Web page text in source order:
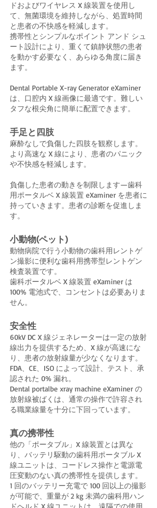
ドおよびワイヤレス X 線装置を使用し
て、無菌環境を維持しながら、処置時間
と患者の不快感を軽減します。
携帯性とシンプルなポイント アンド シュ
ート設計により、重くて鎮静状態の患者
を動かす必要なく、あらゆる角度に届き
ます。
Dental Portable X-ray Generator eXaminer
は、口腔内 X 線画像に最適です。難しい
タフな根尖角に簡単に配置できます。
手足と四肢
麻酔なしで負傷した四肢を観察します。
より高速な X 線により、患者のパニック
や不快感を軽減します。
負傷した患者の動きを制限します—歯科
用ポータルベ X 線装置 eXaminer を患者に
持っていきます。患者の診断を促進しま
す。
小動物(ペット)
動物病院で行う小動物の歯科用レントゲ
ン撮影に便利な歯科用携帯型レントゲン
検査装置です。
歯科ポータルベ X 線装置 eXaminer は
100% 電池式で、コンセントは必要ありま
せん。
安全性
60kV DC X 線ジェネレーターは一定の放射
線出力を提供するため、X 線が高速にな
り、患者の放射線量が少なくなります。
FDA、CE、ISO によって設計、テスト、承
認された 0% 漏れ。
Dental portalbe xray machine eXaminer の
放射線被ばくは、通常の操作で許容され
る職業線量を十分に下回っています。
真の携帯性
他の「ポータブル」X 線装置とは異な
り、バッテリ駆動の歯科用ポータブル X
線ユニットは、コードレス操作と電源電
圧変動のない真の携帯性を提供します。
1 回のバッテリー充電で 100 回以上の撮影
が可能で、重量が 2 kg 未満の歯科用ハン